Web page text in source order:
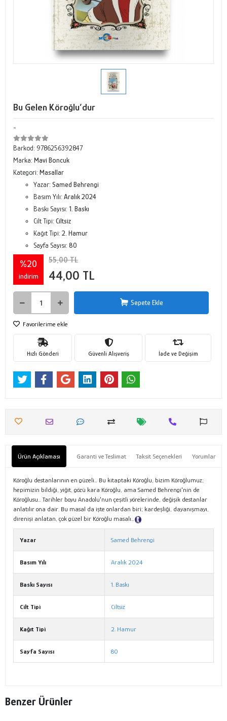
Bu Gelen Köroğlu’dur
-
Barkod: 9786256392847
Marka: Mavi Boncuk
Kategori: Masallar
Yazar: Samed Behrengi
Basım Yılı: Aralık 2024
Baskı Sayısı: 1. Baskı
Cilt Tipi: Ciltsiz
Kağıt Tipi: 2. Hamur
Sayfa Sayısı: 80
%20
indirim
55,00 TL
44,00 TL
Sepete Ekle
Favorilerime ekle
Hızlı Gönderi Güvenli Alışveriş İade ve Değişim
Ürün Açıklaması Garanti ve Teslimat Taksit Seçenekleri Yorumlar
Köroğlu destanlarının en güzeli… Bu kitaptaki Köroğlu, bizim Köroğlumuz;
hepimizin bildiği, yiğit, gözü kara Köroğlu, ama Samed Behrengi'nin de
Köroğlusu… Tarihler boyu Anadolu'nun çeşitli yörelerinde, değişik destanlar
anlatılır ona dair. Bu masal da işte onlardan biri; kardeşliği, dayanışmayı,
direnişi anlatan, çok güzel bir Köroğlu masalı…
Yazar Samed Behrengi
Basım Yılı Aralık 2024
Baskı Sayısı 1. Baskı
Cilt Tipi Ciltsiz
Kağıt Tipi 2. Hamur
Sayfa Sayısı 80
Benzer Ürünler